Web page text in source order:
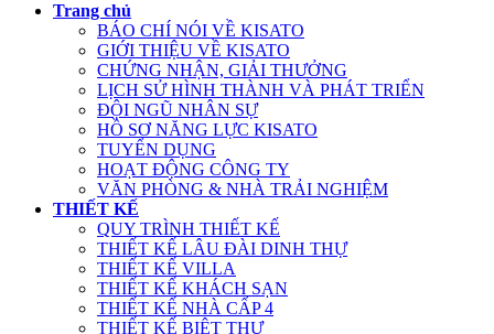
Trang chủ
BÁO CHÍ NÓI VỀ KISATO
GIỚI THIỆU VỀ KISATO
CHỨNG NHẬN, GIẢI THƯỞNG
LỊCH SỬ HÌNH THÀNH VÀ PHÁT TRIỂN
ĐỘI NGŨ NHÂN SỰ
HỒ SƠ NĂNG LỰC KISATO
TUYỂN DỤNG
HOẠT ĐỘNG CÔNG TY
VĂN PHÒNG & NHÀ TRẢI NGHIỆM
THIẾT KẾ
QUY TRÌNH THIẾT KẾ
THIẾT KẾ LÂU ĐÀI DINH THỰ
THIẾT KẾ VILLA
THIẾT KẾ KHÁCH SẠN
THIẾT KẾ NHÀ CẤP 4
THIẾT KẾ BIỆT THỰ